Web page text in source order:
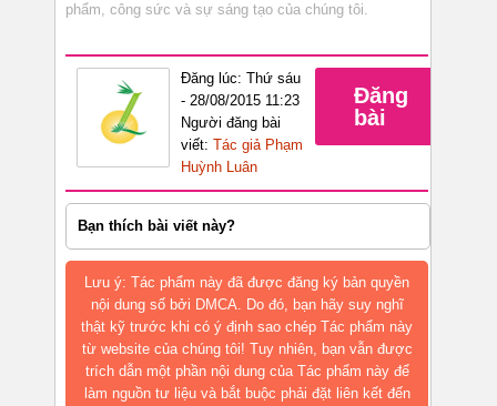
phẩm, công sức và sự sáng tạo của chúng tôi.
Đăng lúc: Thứ sáu
- 28/08/2015 11:23
Người đăng bài
viết: Tác giả Phạm
Huỳnh Luân
Đăng
bài
Bạn thích bài viết này?
Lưu ý: Tác phẩm này đã được đăng ký bản quyền
nội dung số bởi DMCA. Do đó, bạn hãy suy nghĩ
thật kỹ trước khi có ý định sao chép Tác phẩm này
từ website của chúng tôi! Tuy nhiên, bạn vẫn được
trích dẫn một phần nội dung của Tác phẩm này để
làm nguồn tư liệu và bắt buộc phải đặt liên kết đến